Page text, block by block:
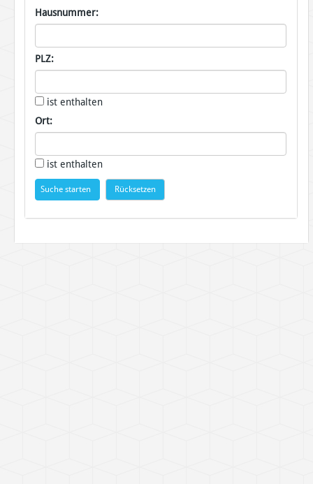
Hausnummer:
PLZ:
ist enthalten
Ort:
ist enthalten